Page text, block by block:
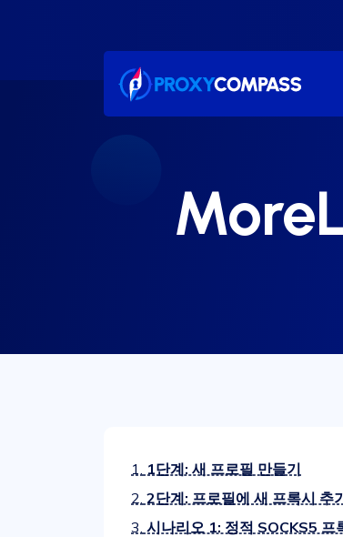
1. 1단계: 새 프로필 만들기
2. 2단계: 프로필에 새 프록시 추
3. 시나리오 1: 정적 SOCKS5 프